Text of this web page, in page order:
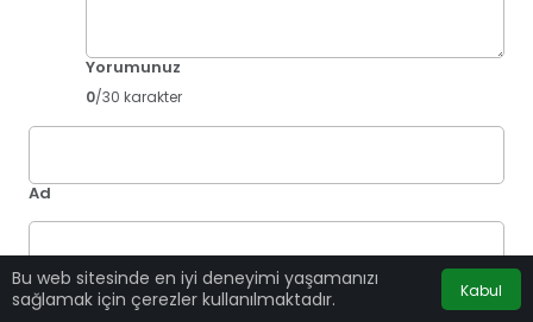
Yorumunuz
0/30 karakter
Ad
E-Posta
Bu web sitesinde en iyi deneyimi yaşamanızı
sağlamak için çerezler kullanılmaktadır.
Kabul